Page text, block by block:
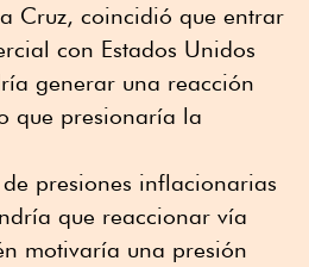
Cruz, coincidió que entrar
con Estados Unidos
generar una reacción
que presionaría la
presiones inflacionarias
que reaccionar vía
motivaría una presión